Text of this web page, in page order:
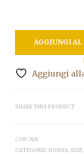
AGGIUNGI AL
Aggiungi
SHARE THIS PRODUCT
COD:N/A
CATEGORIE:DONNA, SLIP,